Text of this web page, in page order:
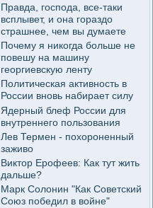
Правда, господа, все-таки
всплывет, и она гораздо
страшнее, чем вы думаете
Почему я никогда больше не
повешу на машину
георгиевскую ленту
Политическая активность в
России вновь набирает силу
Ядерный блеф России для
внутреннего пользования
Лев Термен - похороненный
заживо
Виктор Ерофеев: Как тут жить
дальше?
Марк Солонин "Как Советский
Союз победил в войне"